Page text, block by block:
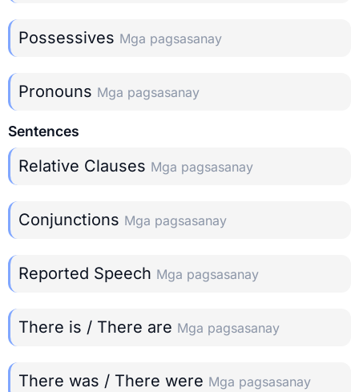
Possessives Mga pagsasanay
Pronouns Mga pagsasanay
Sentences
Relative Clauses Mga pagsasanay
Conjunctions Mga pagsasanay
Reported Speech Mga pagsasanay
There is / There are Mga pagsasanay
There was / There were Mga pagsasanay